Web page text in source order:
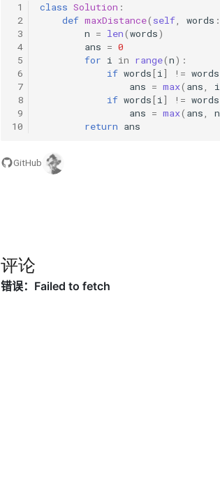
1
2
3
4
5
6
7
8
9
10
class Solution :
def maxDistance( self, words :
n = len(words)
ans = 0
for i in range(n):
if words[i] != words
ans = max( ans, i
if words[i] != words
ans = max( ans, n
return ans
GitHub
评论